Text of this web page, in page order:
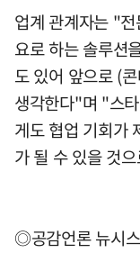
업계 관계자는 "
요로 하는 솔루션
도 있어 앞으로 (
생각한다"며 "스
게도 협업 기회가
가 될 수 있을 것
◎공감언론 뉴시스